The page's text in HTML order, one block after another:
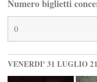
Numero biglietti
VENERDI' 31 LUGLIO